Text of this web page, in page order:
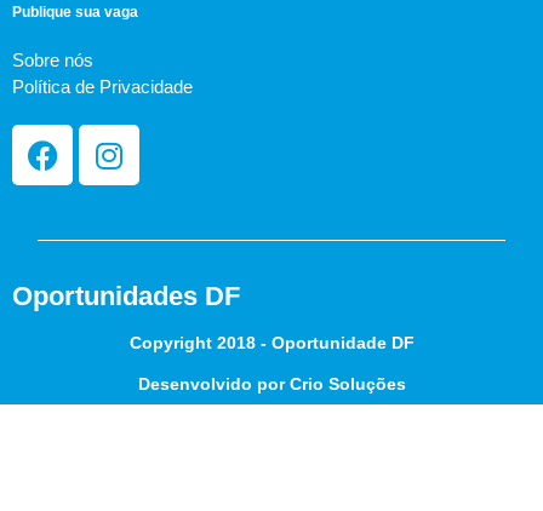
Publique sua vaga
Sobre nós
Política de Privacidade
Oportunidades DF
Copyright 2018 - Oportunidade DF
Desenvolvido por Crio Soluções